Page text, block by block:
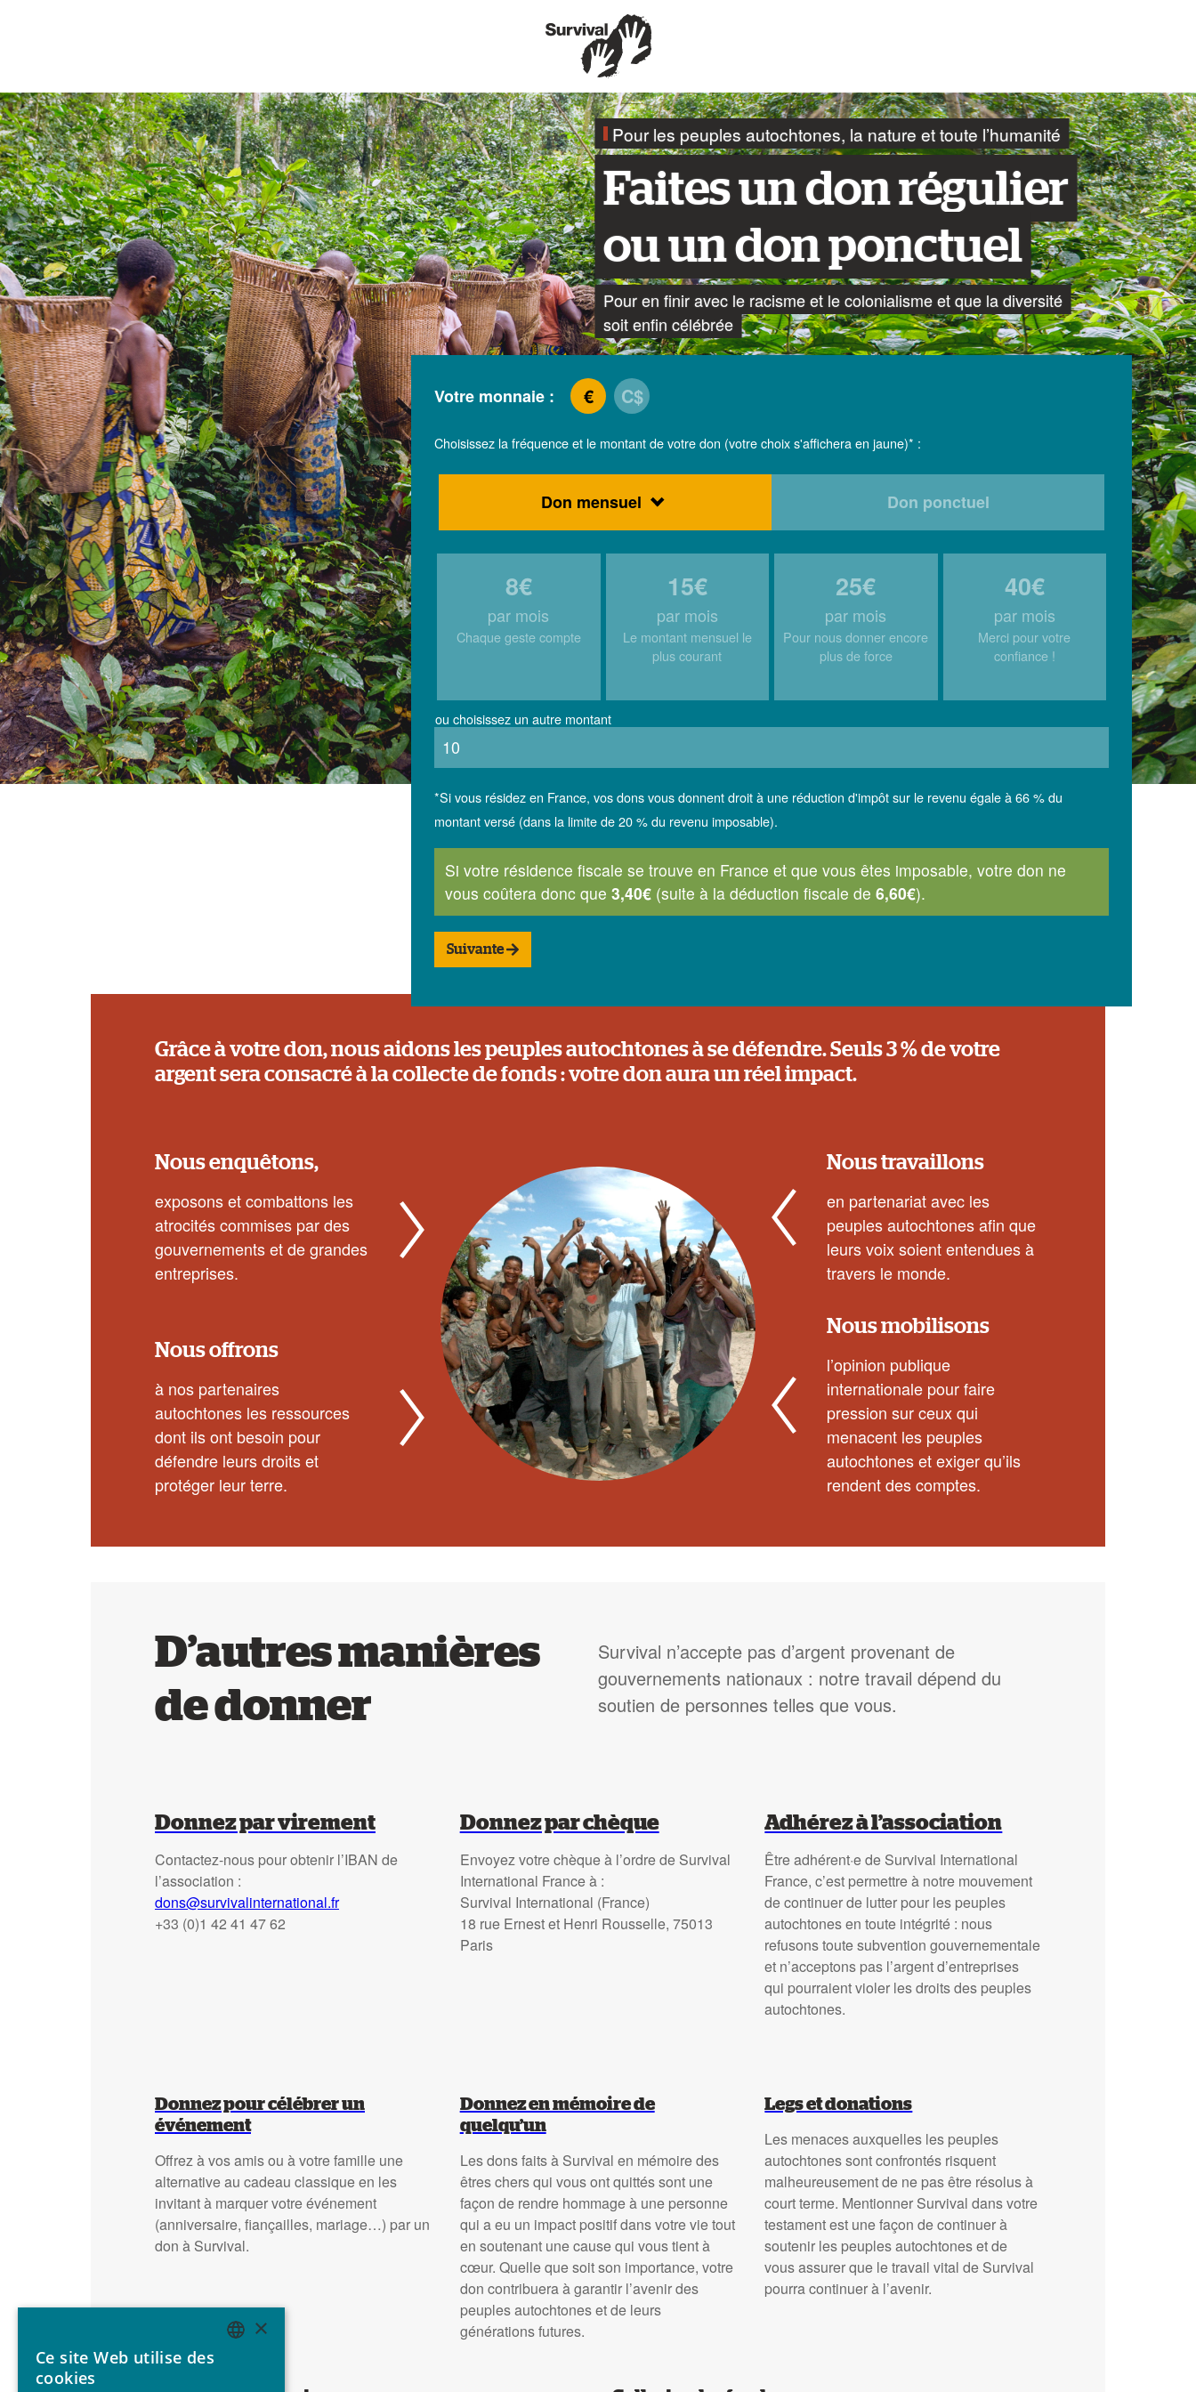
Pour les peuples autochtones, la nature et toute l’humanité
Faites un don régulier
ou un don ponctuel
Pour en finir avec le racisme et le colonialisme et que la diversité
soit enfin célébrée
Votre monnaie : € C$
Choisissez la fréquence et le montant de votre don (votre choix s'affichera en jaune)* :
Don mensuel Don ponctuel
8€
par mois
Chaque geste compte
15€
par mois
Le montant mensuel le
plus courant
25€
par mois
Pour nous donner encore
plus de force
40€
par mois
Merci pour votre
confiance !
ou choisissez un autre montant
*Si vous résidez en France, vos dons vous donnent droit à une réduction d'impôt sur le revenu égale à 66 % du
montant versé (dans la limite de 20 % du revenu imposable).
Si votre résidence fiscale se trouve en France et que vous êtes imposable, votre don ne
vous coûtera donc que 3,40€ (suite à la déduction fiscale de 6,60€).
Suivante
Grâce à votre don, nous aidons les peuples autochtones à se défendre. Seuls 3 % de votre
argent sera consacré à la collecte de fonds : votre don aura un réel impact.
Nous enquêtons,
exposons et combattons les
atrocités commises par des
gouvernements et de grandes
entreprises.
Nous offrons
à nos partenaires
autochtones les ressources
dont ils ont besoin pour
défendre leurs droits et
protéger leur terre.
Nous travaillons
en partenariat avec les
peuples autochtones afin que
leurs voix soient entendues à
travers le monde.
Nous mobilisons
l’opinion publique
internationale pour faire
pression sur ceux qui
menacent les peuples
autochtones et exiger qu’ils
rendent des comptes.
D’autres manières
de donner
Survival n’accepte pas d’argent provenant de
gouvernements nationaux : notre travail dépend du
soutien de personnes telles que vous.
Donnez par virement
Contactez-nous pour obtenir l’IBAN de
l’association :
dons@survivalinternational.fr
+33 (0)1 42 41 47 62
Donnez par chèque
Envoyez votre chèque à l’ordre de Survival
International France à :
Survival International (France)
18 rue Ernest et Henri Rousselle, 75013
Paris
Adhérez à l’association
Être adhérent·e de Survival International
France, c’est permettre à notre mouvement
de continuer de lutter pour les peuples
autochtones en toute intégrité : nous
refusons toute subvention gouvernementale
et n’acceptons pas l’argent d’entreprises
qui pourraient violer les droits des peuples
autochtones.
Donnez pour célébrer un
événement
Offrez à vos amis ou à votre famille une
alternative au cadeau classique en les
invitant à marquer votre événement
(anniversaire, fiançailles, mariage…) par un
don à Survival.
Donnez en mémoire de
quelqu’un
Les dons faits à Survival en mémoire des
êtres chers qui vous ont quittés sont une
façon de rendre hommage à une personne
qui a eu un impact positif dans votre vie tout
en soutenant une cause qui vous tient à
cœur. Quelle que soit son importance, votre
don contribuera à garantir l’avenir des
peuples autochtones et de leurs
générations futures.
Legs et donations
Les menaces auxquelles les peuples
autochtones sont confrontés risquent
malheureusement de ne pas être résolus à
court terme. Mentionner Survival dans votre
testament est une façon de continuer à
soutenir les peuples autochtones et de
vous assurer que le travail vital de Survival
pourra continuer à l’avenir.
ENGLISH
×
Ce site Web utilise des
cookies